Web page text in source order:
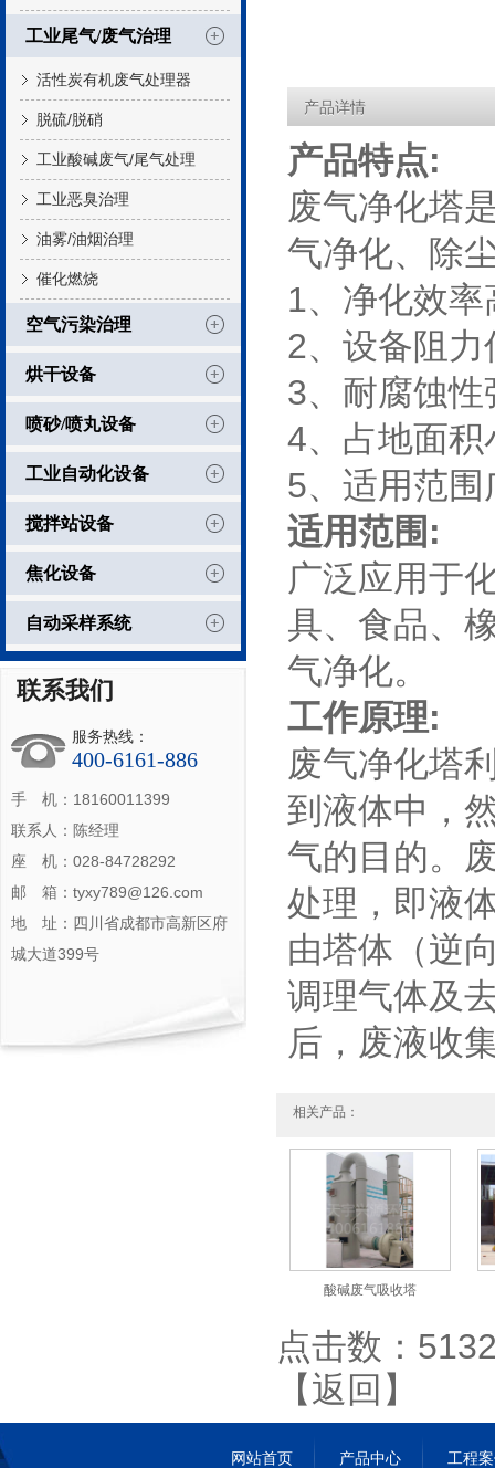
工业尾气/废气治理
活性炭有机废气处理器
脱硫/脱硝
工业酸碱废气/尾气处理
工业恶臭治理
油雾/油烟治理
催化燃烧
空气污染治理
烘干设备
喷砂/喷丸设备
工业自动化设备
搅拌站设备
焦化设备
自动采样系统
联系我们
服务热线：
400-6161-886
手 机：18160011399
联系人：陈经理
座 机：028-84728292
邮 箱：tyxy789@126.com
地 址：四川省成都市高新区府
城大道399号
产品详情
产品特点:
废气净化塔
气净化、除
1、净化效率
2、设备阻力
3、耐腐蚀性
4、占地面积
5、适用范围
适用范围:
广泛应用于
具、食品、
气净化。
工作原理:
废气净化塔
到液体中，
气的目的。
处理，即液
由塔体（逆
调理气体及
后，废液收
相关产品：
酸碱废气吸收塔
点击数：
【返回 】
网站首页 产品中心 工程